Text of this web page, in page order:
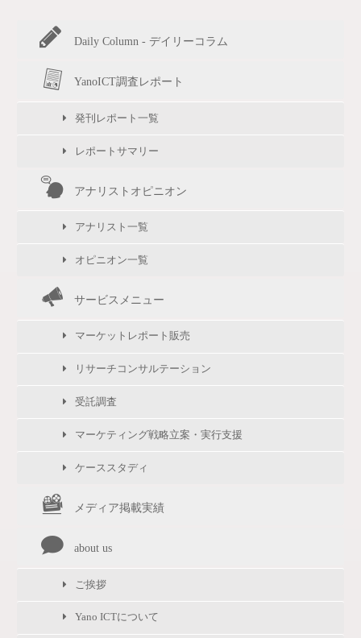
Daily Column - デイリーコラム
YanoICT調査レポート
発刊レポート一覧
レポートサマリー
アナリストオピニオン
アナリスト一覧
オピニオン一覧
サービスメニュー
マーケットレポート販売
リサーチコンサルテーション
受託調査
マーケティング戦略立案・実行支援
ケーススタディ
メディア掲載実績
about us
ご挨拶
Yano ICTについて